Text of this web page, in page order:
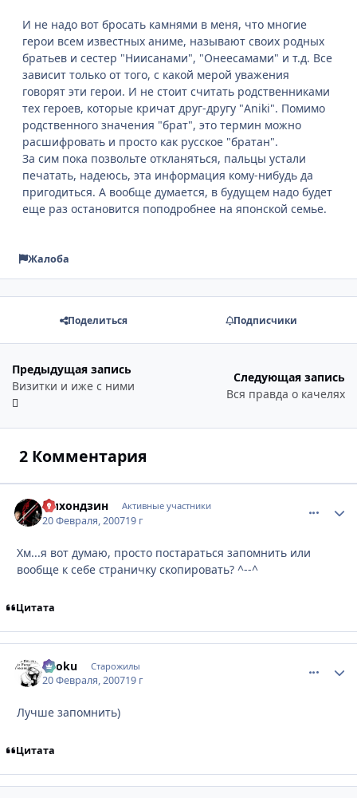
И не надо вот бросать камнями в меня, что многие
герои всем известных аниме, называют своих родных
братьев и сестер "Ниисанами", "Онеесамами" и т.д. Все
зависит только от того, с какой мерой уважения
говорят эти герои. И не стоит считать родственниками
тех героев, которые кричат друг-другу "Aniki". Помимо
родственного значения "брат", это термин можно
расшифровать и просто как русское "братан".
За сим пока позвольте откланяться, пальцы устали
печатать, надеюсь, эта информация кому-нибудь да
пригодиться. А вообще думается, в будущем надо будет
еще раз остановится поподробнее на японской семье.
Жалоба
Поделиться Подписчики
Предыдущая запись
Визитки и иже с ними
Следующая запись
Вся правда о качелях
2 Комментария
Нихондзин Активные участники
20 Февраля, 200719 г
Хм...я вот думаю, просто постараться запомнить или
вообще к себе страничку скопировать? ^--^
Цитата
Ryoku Старожилы
20 Февраля, 200719 г
Лучше запомнить)
Цитата